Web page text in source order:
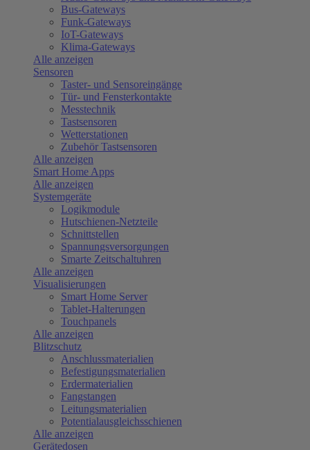
Bus-Gateways
Funk-Gateways
IoT-Gateways
Klima-Gateways
Alle anzeigen
Sensoren
Taster- und Sensoreingänge
Tür- und Fensterkontakte
Messtechnik
Tastsensoren
Wetterstationen
Zubehör Tastsensoren
Alle anzeigen
Smart Home Apps
Alle anzeigen
Systemgeräte
Logikmodule
Hutschienen-Netzteile
Schnittstellen
Spannungsversorgungen
Smarte Zeitschaltuhren
Alle anzeigen
Visualisierungen
Smart Home Server
Tablet-Halterungen
Touchpanels
Alle anzeigen
Blitzschutz
Anschlussmaterialien
Befestigungsmaterialien
Erdermaterialien
Fangstangen
Leitungsmaterialien
Potentialausgleichsschienen
Alle anzeigen
Gerätedosen